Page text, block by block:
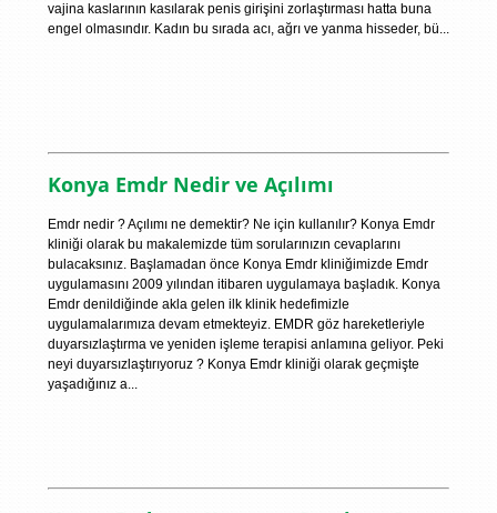
vajina kaslarının kasılarak penis girişini zorlaştırması hatta buna
engel olmasındır. Kadın bu sırada acı, ağrı ve yanma hisseder, bü...
Konya Emdr Nedir ve Açılımı
Emdr nedir ? Açılımı ne demektir? Ne için kullanılır? Konya Emdr
kliniği olarak bu makalemizde tüm sorularınızın cevaplarını
bulacaksınız. Başlamadan önce Konya Emdr kliniğimizde Emdr
uygulamasını 2009 yılından itibaren uygulamaya başladık. Konya
Emdr denildiğinde akla gelen ilk klinik hedefimizle
uygulamalarımıza devam etmekteyiz. EMDR göz hareketleriyle
duyarsızlaştırma ve yeniden işleme terapisi anlamına geliyor. Peki
neyi duyarsızlaştırıyoruz ? Konya Emdr kliniği olarak geçmişte
yaşadığınız a...